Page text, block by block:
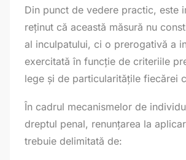
Din punct de vedere practic, este
reținut că această măsură nu
al inculpatului, ci o prerogativă a
exercitată în funcție de criteriile
lege și de particularitățile fiecărei
În cadrul mecanismelor de
dreptul penal, renunțarea la
trebuie delimitată de: